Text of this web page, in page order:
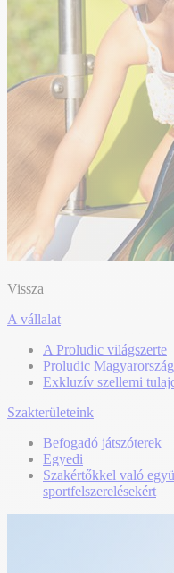
Vissza
A vállalat
A Proludic világszerte
Proludic Magyarország
Exkluzív szellemi
Szakterületeink
Befogadó játszóterek
Egyedi
Szakértőkkel való
sportfelszerelésekért